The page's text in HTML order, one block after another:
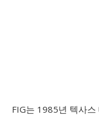
FIG는 1985년 텍사